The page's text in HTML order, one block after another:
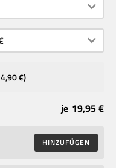
4,90 €)
je 19,95 €
HINZUFÜGEN